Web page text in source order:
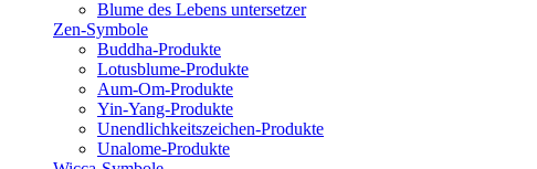
Blume des Lebens untersetzer
Zen-Symbole
Buddha-Produkte
Lotusblume-Produkte
Aum-Om-Produkte
Yin-Yang-Produkte
Unendlichkeitszeichen-Produkte
Unalome-Produkte